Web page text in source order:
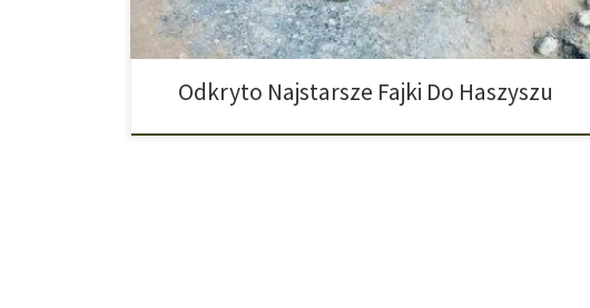
Odkryto Najstarsze Fajki Do Haszyszu